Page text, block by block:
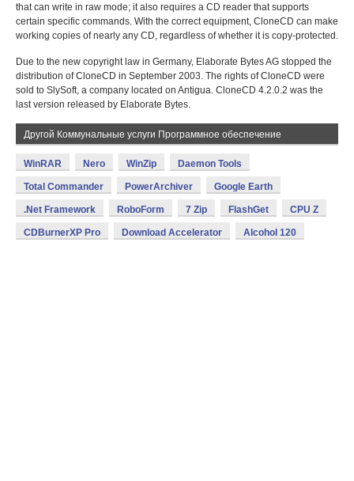
that can write in raw mode; it also requires a CD reader that supports
certain specific commands. With the correct equipment, CloneCD can make
working copies of nearly any CD, regardless of whether it is copy-protected.
Due to the new copyright law in Germany, Elaborate Bytes AG stopped the
distribution of CloneCD in September 2003. The rights of CloneCD were
sold to SlySoft, a company located on Antigua. CloneCD 4.2.0.2 was the
last version released by Elaborate Bytes.
Другой Коммунальные услуги Программное обеспечение
WinRAR Nero WinZip Daemon Tools
Total Commander PowerArchiver Google Earth
.Net Framework RoboForm 7 Zip FlashGet CPU Z
CDBurnerXP Pro Download Accelerator Alcohol 120